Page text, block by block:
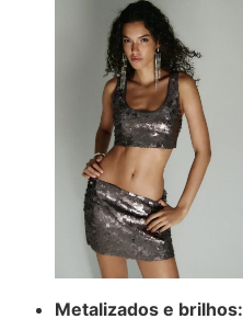
Metalizados e brilhos: